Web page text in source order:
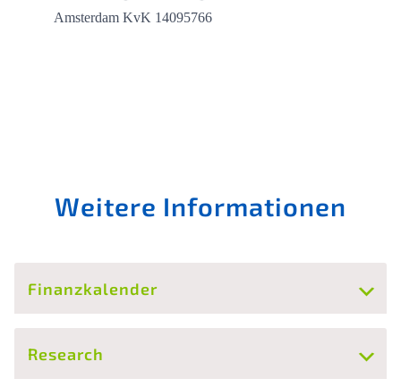
Amsterdam KvK 14095766
Weitere Informationen
Finanzkalender
Research